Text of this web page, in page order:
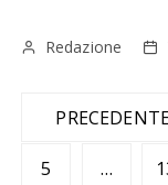
Redazione
a5 …